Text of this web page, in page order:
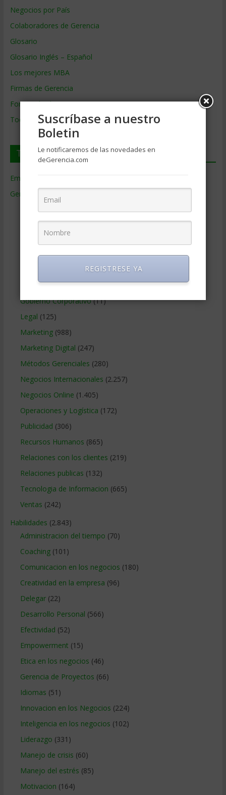
Negocios por País
Colaboradores de Gerencia
Glosario
Glosario Inglés – Español
Los mejores MBA
Firmas de Gerencia
Formación de Gerencia
Todos los Temas
Temas de Gerencia
Empresas de Gerencia
Gerencia
Contabilidad(466)
Educacion Gerencial
Estrategia Empresarial(304)
Finanzas Corporativas(748)
Gerencia social y ambiental(223)
Gobierno Corporativo(11)
Legal (125)
Marketing(988)
Marketing Digital (247)
Métodos Gerenciales (280)
Negocios Internacionales (2.257)
Negocios Online (1.405)
Operaciones y Logística (172)
Publicidad (306)
Recursos Humanos (865)
Relaciones con los clientes (219)
Relaciones publicas (132)
Tecnologia de Informacion (665)
Ventas (242)
Habilidades (2.843)
Administracion del tiempo (70)
Coaching(101)
Comunicacion en los negocios (180)
Creatividad en la empresa (96)
Delegar(22)
Desarrollo Personal (566)
Efectividad (52)
Empowerment (15)
Etica en los negocios (46)
Gerencia de Proyectos (66)
Idiomas (51)
Innovacion en los Negocios (224)
Inteligencia en los negocios (102)
Liderazgo (331)
Manejo de crisis (60)
Manejo del estrés (85)
Motivacion (164)
Suscríbase a nuestro
Boletin
Le notificaremos de las novedades en
deGerencia.com
REGISTRESE YA